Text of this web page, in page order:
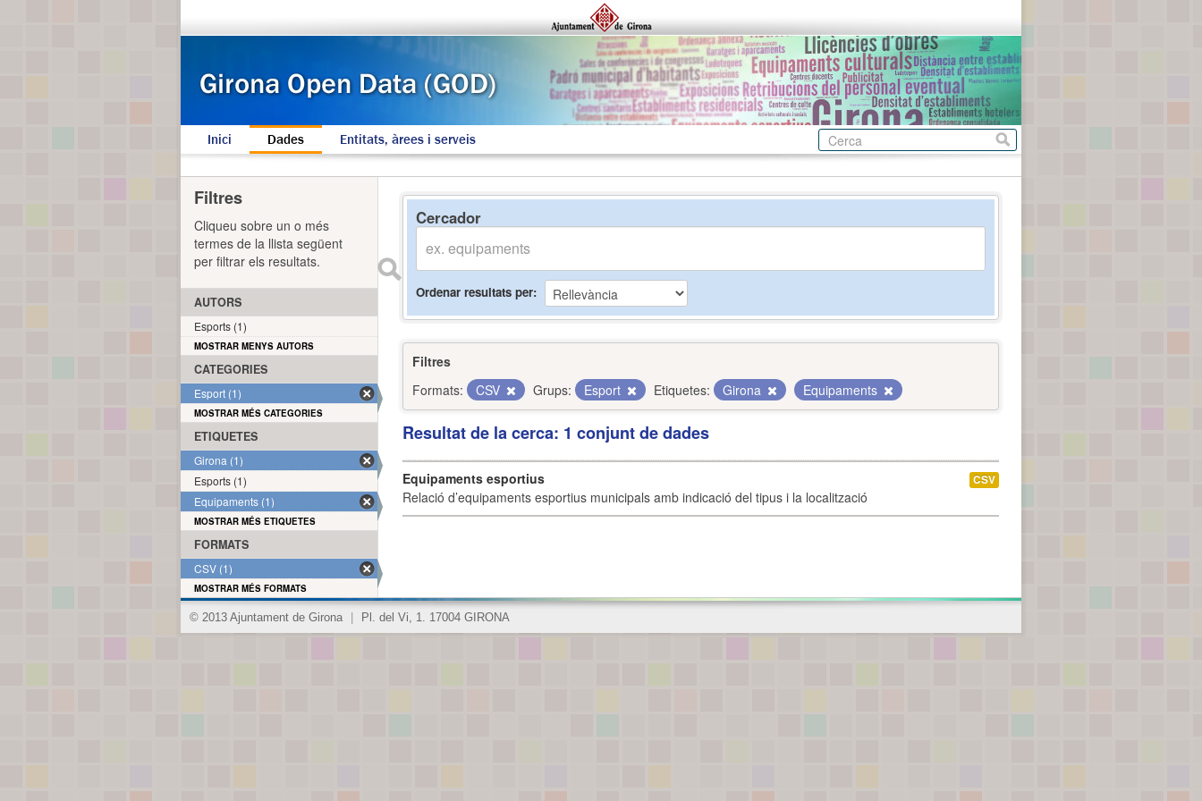
Inici Dades Entitats, àrees i serveis
Cercador
Ordenar resultats per
Filtres
Formats:
CSV Grups: Esport Etiquetes: Girona Equipaments
Resultat de la cerca: 1 conjunt de dades
Equipaments esportius
Relació d’equipaments esportius municipals amb indicació del tipus i la localització
CSV
Filtres
Cliqueu sobre un o més
termes de la llista següent
per filtrar els resultats.
AUTORS
Esports (1)
MOSTRAR MENYS AUTORS
CATEGORIES
Esport (1)
MOSTRAR MÉS CATEGORIES
ETIQUETES
Girona (1)
Esports (1)
Equipaments (1)
MOSTRAR MÉS ETIQUETES
FORMATS
CSV (1)
MOSTRAR MÉS FORMATS
© 2013 Ajuntament de Girona Pl. del Vi, 1. 17004 GIRONA